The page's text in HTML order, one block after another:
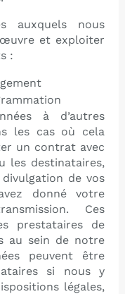
auxquels nous
et exploiter
:
à d’autres
les cas où cela
un contrat avec
les destinataires,
de vos
donné votre
Ces
prestataires de
au sein de notre
peuvent être
si nous y
légales,